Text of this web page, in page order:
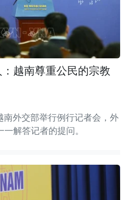
越南尊重公民的宗教
南外交部举行例行记者会，外
解答记者的提问。